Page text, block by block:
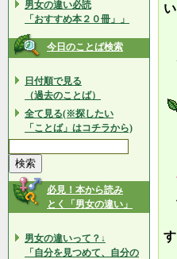
男女の違い必読
「おすすめ本２０冊」」
今日のことば検索
日付順で見る
（過去のことば）
全て見る(※探したい
「ことば」はコチラから)
必見！本から読み
とく「男女の違い」
男女の違いって？↓
「自分を見つめて、自分の
い
す